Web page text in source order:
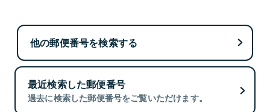
他の郵便番号を検索する
最近検索した郵便番号
過去に検索した郵便番号をご覧いただけます。